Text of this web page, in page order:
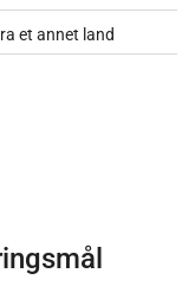
et annet land